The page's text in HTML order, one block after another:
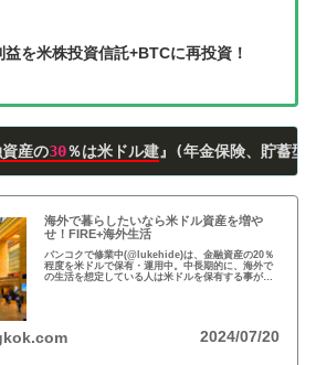
益を米株投資信託+BTCに再投資！
産の30％は米ドル建』(年金保険、貯蓄型
海外で暮らしたいなら米ドル資産を増や
せ！FIRE+海外生活
バンコクで修業中(@lukehide)は、金融資産の20％
程度を米ドルで保有・運用中。中長期的に、海外で
の生活を想定している人は米ドルを保有する事がお
2024/07/20